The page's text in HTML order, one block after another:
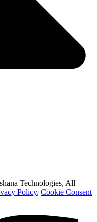
Technologies, All
Policy, Cookie Consent